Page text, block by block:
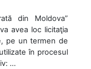
din Moldova”
avea loc licitaţia
pe un termen de
în procesul
...